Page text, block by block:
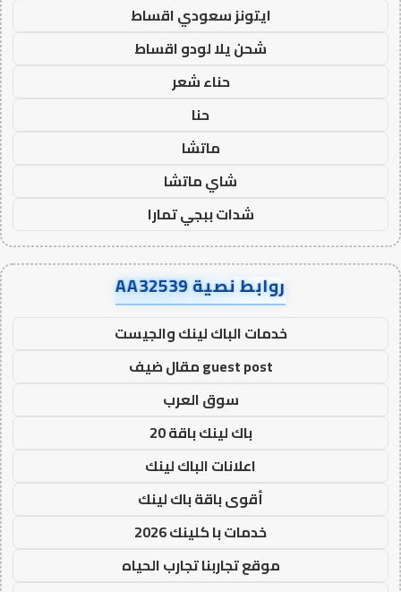
ايتونز سعودي اقساط
شحن يلا لودو اقساط
حناء شعر
حنا
ماتشا
شاي ماتشا
شدات ببجي تمارا
روابط نصية AA32539
خدمات الباك لينك والجيست
guest post مقال ضيف
سوق العرب
باك لينك باقة 20
اعلانات الباك لينك
أقوى باقة باك لينك
خدمات با كلينك 2026
موقع تجاربنا تجارب الحياه